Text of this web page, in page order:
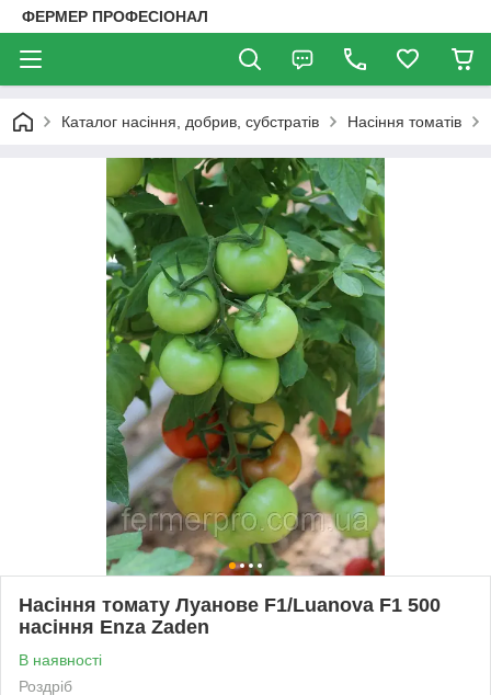
ФЕРМЕР ПРОФЕСІОНАЛ
Каталог насіння, добрив, субстратів Насіння томатів
Насіння томату Луанове F1/Luanova F1 500
насіння Enza Zaden
В наявності
Роздріб